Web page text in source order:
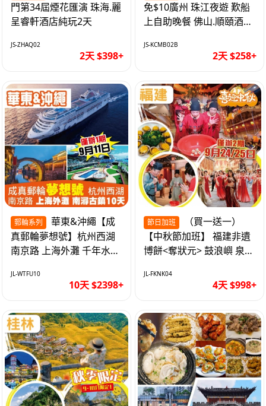
門第34屆煙花匯演 珠海.麗
呈睿軒酒店純玩2天
JS-ZHAQ02
2天 $398+
免$10廣州 珠江夜遊 歎船
上自助晚餐 佛山.順頤酒店
JS-KCMB02B
2天 $258+
郵輪系列
真郵輪夢想號】杭州西湖
南京路 上海外灘 千年水鄉
自費10天
JL-WTFU10
10天 $2398+
節日加班
【中秋節加班】 福建非遺
博餅<奪狀元> 鼓浪嶼 泉州
車超值4天
JL-FKNK04
4天 $998+